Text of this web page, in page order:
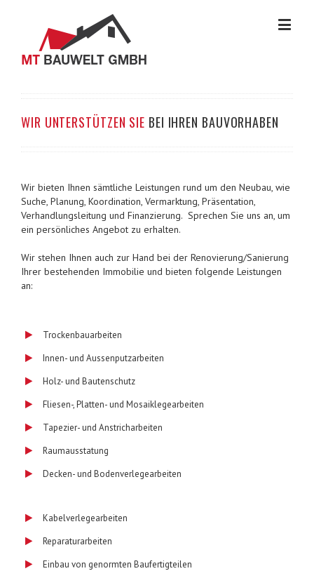
WIR UNTERSTÜTZEN SIE BEI IHREN BAUVORHABEN
Wir bieten Ihnen sämtliche Leistungen rund um den Neubau, wie
Suche, Planung, Koordination, Vermarktung, Präsentation,
Verhandlungsleitung und Finanzierung. Sprechen Sie uns an, um
ein persönliches Angebot zu erhalten.
Wir stehen Ihnen auch zur Hand bei der Renovierung/Sanierung
Ihrer bestehenden Immobilie und bieten folgende Leistungen
an:
Trockenbauarbeiten
Innen- und Aussenputzarbeiten
Holz- und Bautenschutz
Fliesen-, Platten- und Mosaiklegearbeiten
Tapezier- und Anstricharbeiten
Raumausstatung
Decken- und Bodenverlegearbeiten
Kabelverlegearbeiten
Reparaturarbeiten
Einbau von genormten Baufertigteilen